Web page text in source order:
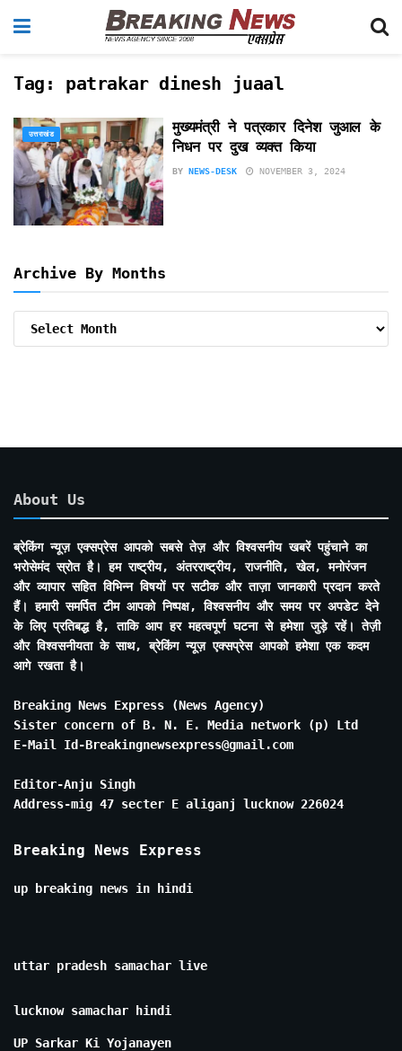
Tag: patrakar dinesh juaal
उत्तराखंड
मुख्यमंत्री ने पत्रकार दिनेश जुआल के
निधन पर दुख व्यक्त किया
BY NEWS-DESK NOVEMBER 3, 2024
Archive By Months
About Us
ब्रेकिंग न्यूज़ एक्सप्रेस आपको सबसे तेज़ और विश्वसनीय खबरें पहुंचाने का
भरोसेमंद स्रोत है। हम राष्ट्रीय, अंतरराष्ट्रीय, राजनीति, खेल, मनोरंजन
और व्यापार सहित विभिन्न विषयों पर सटीक और ताज़ा जानकारी प्रदान करते
हैं। हमारी समर्पित टीम आपको निष्पक्ष, विश्वसनीय और समय पर अपडेट देने
के लिए प्रतिबद्ध है, ताकि आप हर महत्वपूर्ण घटना से हमेशा जुड़े रहें। तेज़ी
और विश्वसनीयता के साथ, ब्रेकिंग न्यूज़ एक्सप्रेस आपको हमेशा एक कदम
आगे रखता है।
Breaking News Express (News Agency)
Sister concern of B. N. E. Media network (p) Ltd
E-Mail Id-Breakingnewsexpress@gmail.com
Editor-Anju Singh
Address-mig 47 secter E aliganj lucknow 226024
Breaking News Express
up breaking news in hindi
uttar pradesh samachar live
lucknow samachar hindi
UP Sarkar Ki Yojanayen